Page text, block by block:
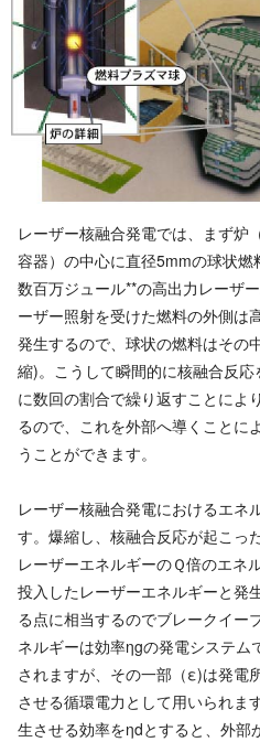
レーザー核融合発電では、まず炉
容器）の中心に直径5mmの球状
数百万ジュール**の高出力レーザ
ーザー照射を受けた燃料の外側は
発生するので、球状の燃料はその
縮)。こうして瞬間的に核融合反
に数回の割合で繰り返すことによ
るので、これを外部へ導くことに
うことができます。
レーザー核融合発電におけるエネ
す。爆縮し、核融合反応が起こっ
レーザーエネルギーのＱ倍のエネ
投入したレーザーエネルギーと発
る点に相当するのでブレークイー
ネルギーは効率ηgの発電システ
されますが、その一部（ε)は発電
させる循環電力として用いられま
生させる効率をηdとすると、外部